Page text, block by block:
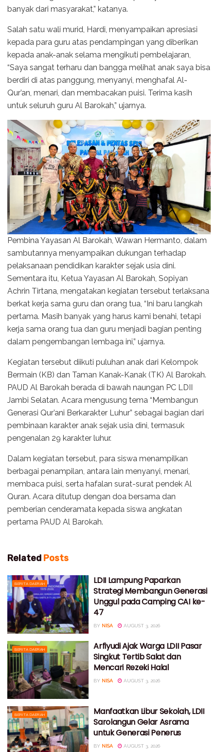
banyak dari masyarakat,” katanya.
Salah satu wali murid, Hardi, menyampaikan apresiasi
kepada para guru atas pendampingan yang diberikan
kepada anak-anak selama mengikuti pembelajaran,
“Saya sangat terharu dan bangga melihat anak saya bisa
berdiri di atas panggung, menyanyi, menghafal Al-
Qur’an, menari, dan membacakan puisi. Terima kasih
untuk seluruh guru Al Barokah,” ujarnya.
Pembina Yayasan Al Barokah, Wawan Hermanto, dalam
sambutannya menyampaikan dukungan terhadap
pelaksanaan pendidikan karakter sejak usia dini.
Sementara itu, Ketua Yayasan Al Barokah, Sopiyan
Achrin Tirtana, mengatakan kegiatan tersebut terlaksana
berkat kerja sama guru dan orang tua, “Ini baru langkah
pertama. Masih banyak yang harus kami benahi, tetapi
kerja sama orang tua dan guru menjadi bagian penting
dalam pengembangan lembaga ini,” ujarnya.
Kegiatan tersebut diikuti puluhan anak dari Kelompok
Bermain (KB) dan Taman Kanak-Kanak (TK) Al Barokah.
PAUD Al Barokah berada di bawah naungan PC LDII
Jambi Selatan. Acara mengusung tema “Membangun
Generasi Qur’ani Berkarakter Luhur” sebagai bagian dari
pembinaan karakter anak sejak usia dini, termasuk
pengenalan 29 karakter luhur.
Dalam kegiatan tersebut, para siswa menampilkan
berbagai penampilan, antara lain menyanyi, menari,
membaca puisi, serta hafalan surat-surat pendek Al
Quran. Acara ditutup dengan doa bersama dan
pemberian cenderamata kepada siswa angkatan
pertama PAUD Al Barokah.
Related Posts
BERITA DAERAH
LDII Lampung Paparkan
Strategi Membangun Generasi
Unggul pada Camping CAI ke-
47
BY NISA AUGUST 3, 2026
BERITA DAERAH
Arfiyudi Ajak Warga LDII Pasar
Singkut Tertib Salat dan
Mencari Rezeki Halal
BY NISA AUGUST 3, 2026
BERITA DAERAH
Manfaatkan Libur Sekolah, LDII
Sarolangun Gelar Asrama
untuk Generasi Penerus
BY NISA AUGUST 3, 2026